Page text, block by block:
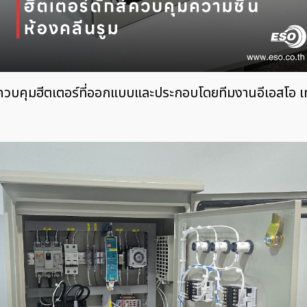
บคุมฮีตเตอร์ที่ออกแบบและประกอบโดยทีมงานอีเอสโอ